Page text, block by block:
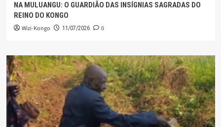
NA MULUANGU: O GUARDIÃO DAS INSÍGNIAS SAGRADAS DO
REINO DO KONGO
Wizi-Kongo 11/07/2026 0